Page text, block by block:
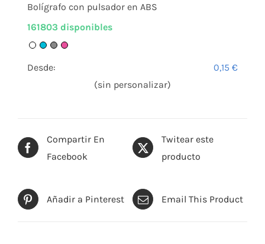
Compartir En
Facebook
Twitear este
producto
Añadir a Pinterest Email This Product
Bolígrafo con pulsador en ABS
161803 disponibles
Desde: 0,15€
(sin personalizar)